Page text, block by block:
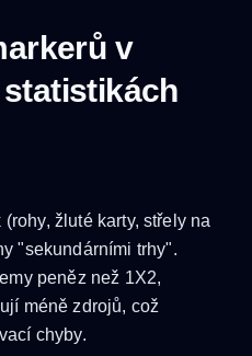
v
žluté karty, střely na
"sekundárními trhy".
peněz než 1X2,
méně zdrojů, což
chyby.